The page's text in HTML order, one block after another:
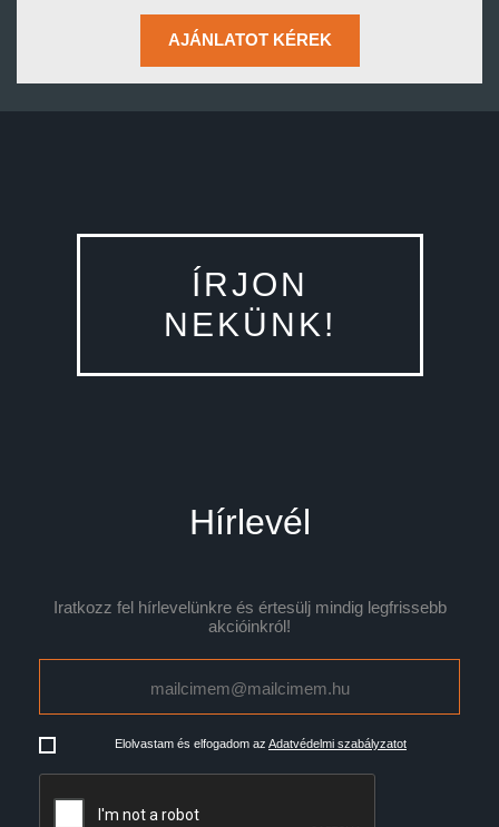
AJÁNLATOT KÉREK
ÍRJON
NEKÜNK!
Hírlevél
Iratkozz fel hírlevelünkre és értesülj mindig legfrissebb
akcióinkról!
Elolvastam és elfogadom az Adatvédelmi szabályzatot